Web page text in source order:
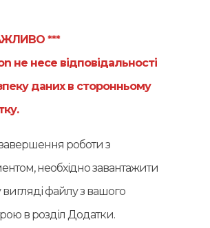
***
не несе відповідальності
даних в сторонньому
роботи з
необхідно завантажити
вигляді файлу з вашого
в розділ Додатки.